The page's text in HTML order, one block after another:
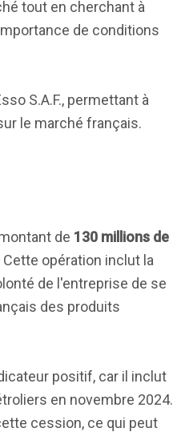
tout en cherchant à
de conditions
S.A.F., permettant à
le marché français.
de 130 millions de
opération inclut la
de l'entreprise de se
des produits
positif, car il inclut
en novembre 2024.
cession, ce qui peut